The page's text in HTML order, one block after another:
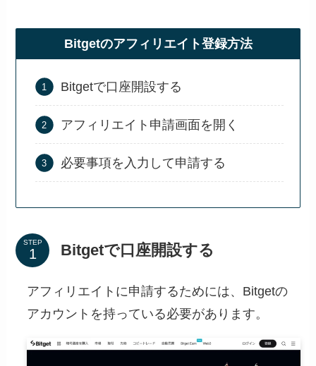
Bitgetのアフィリエイト登録方法
Bitgetで口座開設する
アフィリエイト申請画面を開く
必要事項を入力して申請する
STEP Bitgetで口座開設する
アフィリエイトに申請するためには、Bitgetの
アカウントを持っている必要があります。